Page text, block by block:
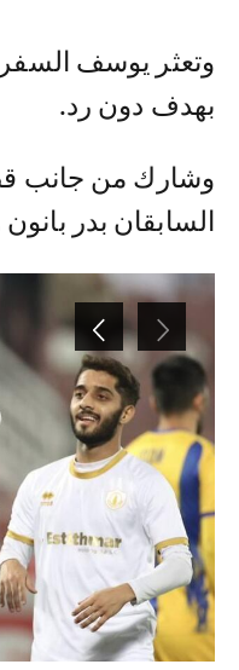
و تعثر يوسف السفري مع فريقه قطر بميدانه
بهدف دون رد.
وشارك من جانب
السابقان بدر بانون